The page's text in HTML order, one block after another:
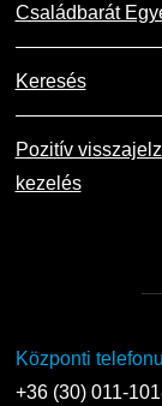
Családbarát
Keresés
Pozitív
kezelés
Központi
+36 (30) 011-